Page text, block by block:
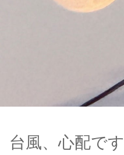
台風、心配です